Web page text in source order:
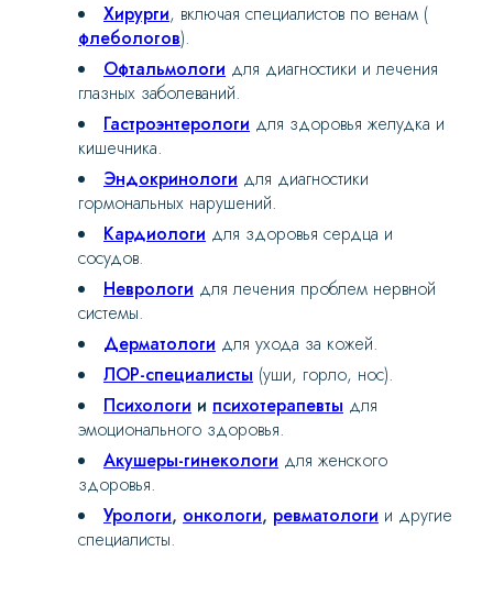
Хирурги, включая специалистов по венам (
флебологов).
Офтальмологи для диагностики и лечения
глазных заболеваний.
Гастроэнтерологи для здоровья желудка и
кишечника.
Эндокринологи для диагностики
гормональных нарушений.
Кардиологи для здоровья сердца и
сосудов.
Неврологи для лечения проблем нервной
системы.
Дерматологи для ухода за кожей.
ЛОР-специалисты (уши, горло, нос).
Психологи и психотерапевты для
эмоционального здоровья.
Акушеры-гинекологи для женского
здоровья.
Урологи, онкологи, ревматологи и другие
специалисты.